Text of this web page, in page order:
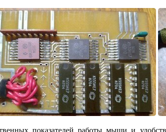
показателей работы мыши и